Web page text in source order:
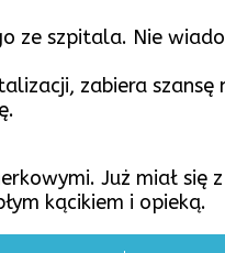
ze szpitala. Nie
zabiera szansę
Już miał się
kącikiem i opieką.